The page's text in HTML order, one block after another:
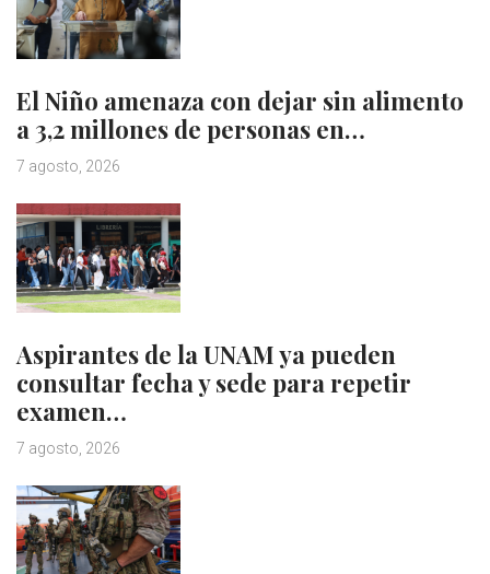
El Niño amenaza con dejar sin alimento
a 3,2 millones de personas en…
7 agosto, 2026
Aspirantes de la UNAM ya pueden
consultar fecha y sede para repetir
examen…
7 agosto, 2026